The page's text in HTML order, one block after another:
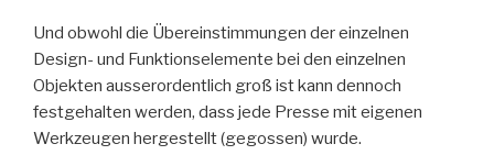
Und obwohl die Übereinstimmungen der einzelnen
Design- und Funktionselemente bei den einzelnen
Objekten ausserordentlich groß ist kann dennoch
festgehalten werden, dass jede Presse mit eigenen
Werkzeugen hergestellt (gegossen) wurde.